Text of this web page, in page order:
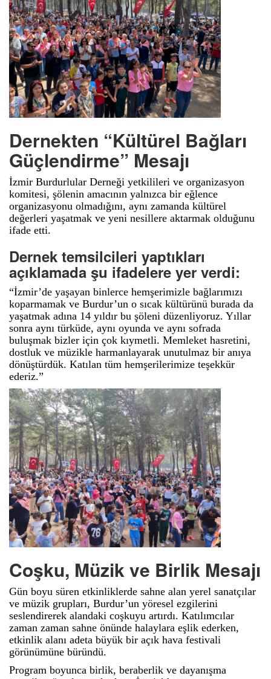
Dernekten “Kültürel Bağları
Güçlendirme” Mesajı
İzmir Burdurlular Derneği yetkilileri ve organizasyon
komitesi, şölenin amacının yalnızca bir eğlence
organizasyonu olmadığını, aynı zamanda kültürel
değerleri yaşatmak ve yeni nesillere aktarmak olduğunu
ifade etti.
Dernek temsilcileri yaptıkları
açıklamada şu ifadelere yer verdi:
“İzmir’de yaşayan binlerce hemşerimizle bağlarımızı
koparmamak ve Burdur’un o sıcak kültürünü burada da
yaşatmak adına 14 yıldır bu şöleni düzenliyoruz. Yıllar
sonra aynı türküde, aynı oyunda ve aynı sofrada
buluşmak bizler için çok kıymetli. Memleket hasretini,
dostluk ve müzikle harmanlayarak unutulmaz bir anıya
dönüştürdük. Katılan tüm hemşerilerimize teşekkür
ederiz.”
Coşku, Müzik ve Birlik Mesajı
Gün boyu süren etkinliklerde sahne alan yerel sanatçılar
ve müzik grupları, Burdur’un yöresel ezgilerini
seslendirerek alandaki coşkuyu artırdı. Katılımcılar
zaman zaman sahne önünde halaylara eşlik ederken,
etkinlik alanı adeta büyük bir açık hava festivali
görünümüne büründü.
Program boyunca birlik, beraberlik ve dayanışma